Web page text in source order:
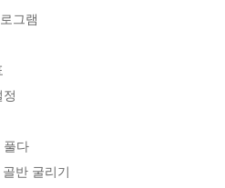
그램
풀다
반 굴리기